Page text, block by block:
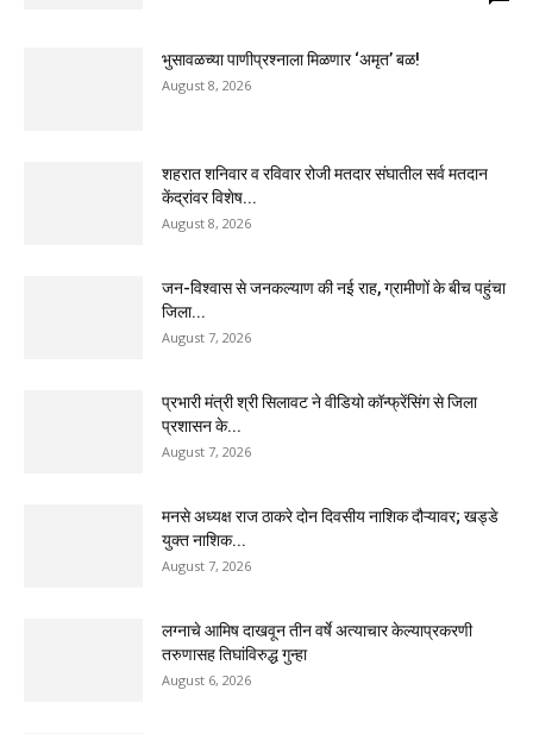
भुसावळच्या पाणीप्रश्नाला मिळणार ‘अमृत’ बळ!
August 8, 2026
शहरात शनिवार व रविवार रोजी मतदार संघातील सर्व मतदान
केंद्रांवर विशेष...
August 8, 2026
जन-विश्वास से जनकल्याण की नई राह, ग्रामीणों के बीच पहुंचा
जिला...
August 7, 2026
प्रभारी मंत्री श्री सिलावट ने वीडियो कॉन्फ्रेंसिंग से जिला
प्रशासन के...
August 7, 2026
मनसे अध्यक्ष राज ठाकरे दोन दिवसीय नाशिक दौऱ्यावर; खड्डे
युक्त नाशिक...
August 7, 2026
लग्नाचे आमिष दाखवून तीन वर्षे अत्याचार केल्याप्रकरणी
तरुणासह तिघांविरुद्ध गुन्हा
August 6, 2026